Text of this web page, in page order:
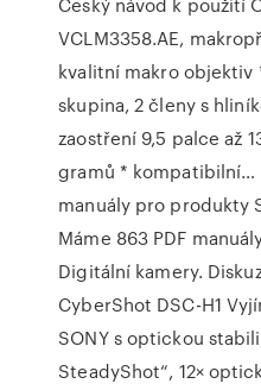
VCLM3358.AE,
kvalitní makro objektiv
skupina, 2 členy s
zaostření 9,5 palce až
gramů * kompatibilní…
manuály pro produkty
Máme 863 PDF
Digitální kamery.
CyberShot DSC-H1
SONY s optickou
SteadyShot“, 12×